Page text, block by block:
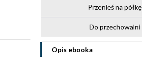
Przenieś na półkę
Do przechowalni
Opis ebooka